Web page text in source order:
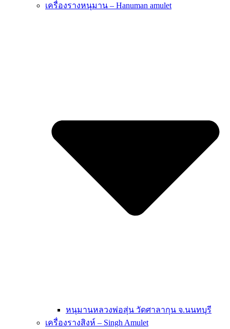
เครื่องรางหนุมาน – Hanuman amulet
หนุมานหลวงพ่อสุ่น วัดศาลากุน จ.นนทบุรี
เครื่องรางสิงห์ – Singh Amulet